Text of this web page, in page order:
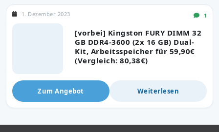
[vorbei] Kingston FURY DIMM 32
GB DDR4-3600 (2x 16 GB) Dual-
Kit, Arbeitsspeicher für 59,90€
(Vergleich: 80,38€)
1. Dezember 2023 1
Zum Angebot Weiterlesen